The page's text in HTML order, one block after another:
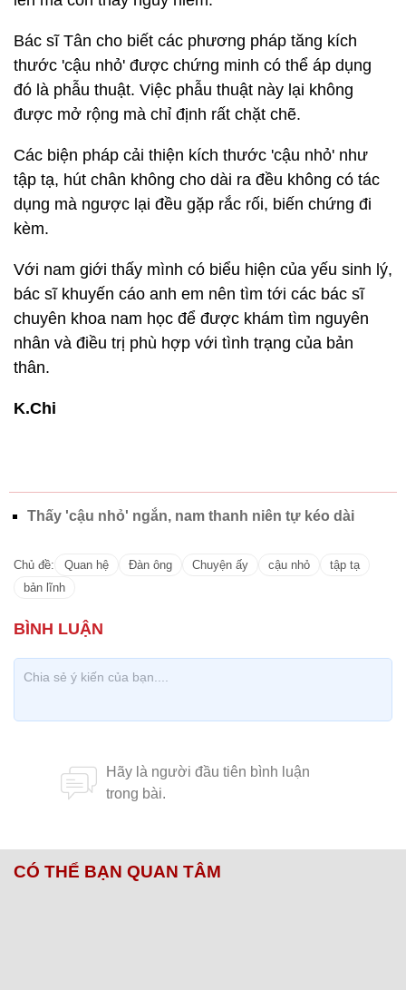
Bác sĩ Tân cho biết các phương pháp tăng kích
thước 'cậu nhỏ' được chứng minh có thể áp dụng
đó là phẫu thuật. Việc phẫu thuật này lại không
được mở rộng mà chỉ định rất chặt chẽ.
Các biện pháp cải thiện kích thước 'cậu nhỏ' như
tập tạ, hút chân không cho dài ra đều không có tác
dụng mà ngược lại đều gặp rắc rối, biến chứng đi
kèm.
Với nam giới thấy mình có biểu hiện của yếu sinh lý,
bác sĩ khuyến cáo anh em nên tìm tới các bác sĩ
chuyên khoa nam học để được khám tìm nguyên
nhân và điều trị phù hợp với tình trạng của bản
thân.
K.Chi
Thấy 'cậu nhỏ' ngắn, nam thanh niên tự kéo dài
Chủ đề: Quan hệ Đàn ông Chuyện ấy cậu nhỏ
tập tạ
bản lĩnh
CÓ THỂ BẠN QUAN TÂM